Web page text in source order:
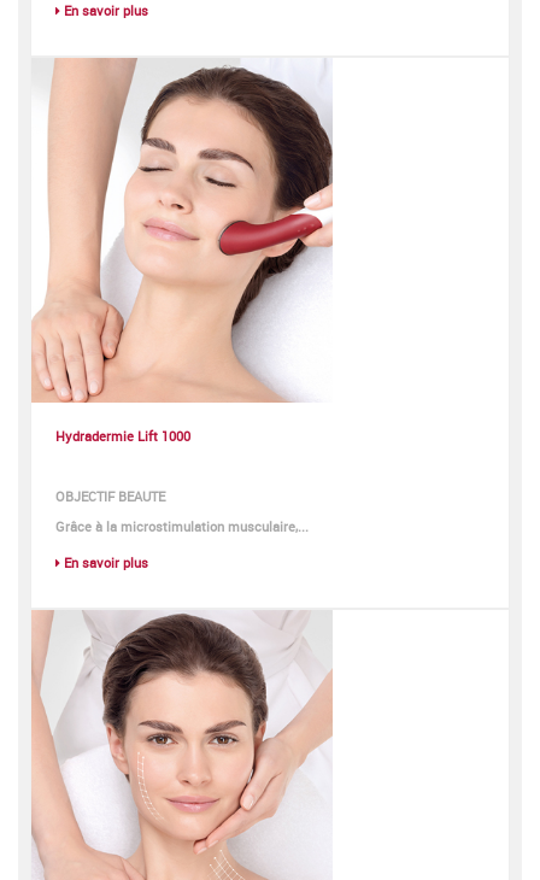
En savoir plus
Hydradermie Lift 1000
OBJECTIF BEAUTE
Grâce à la microstimulation musculaire,...
En savoir plus